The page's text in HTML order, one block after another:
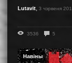
Lutavit, 3 чэрвеня
3536 5
Навіны